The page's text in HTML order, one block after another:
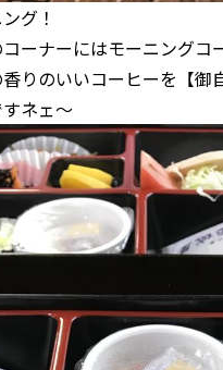
グ！
ーナーにはモーニングコ
りのいいコーヒーを【御
ネェ〜